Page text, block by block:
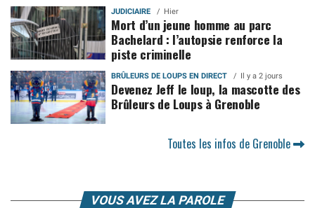
JUDICIAIRE Hier
Mort d’un jeune homme au parc
Bachelard : l’autopsie renforce la
piste criminelle
BRÛLEURS DE LOUPS EN DIRECT Il y a 2 jours
Devenez Jeff le loup, la mascotte des
Brûleurs de Loups à Grenoble
Toutes les infos de Grenoble
VOUS AVEZ LA PAROLE